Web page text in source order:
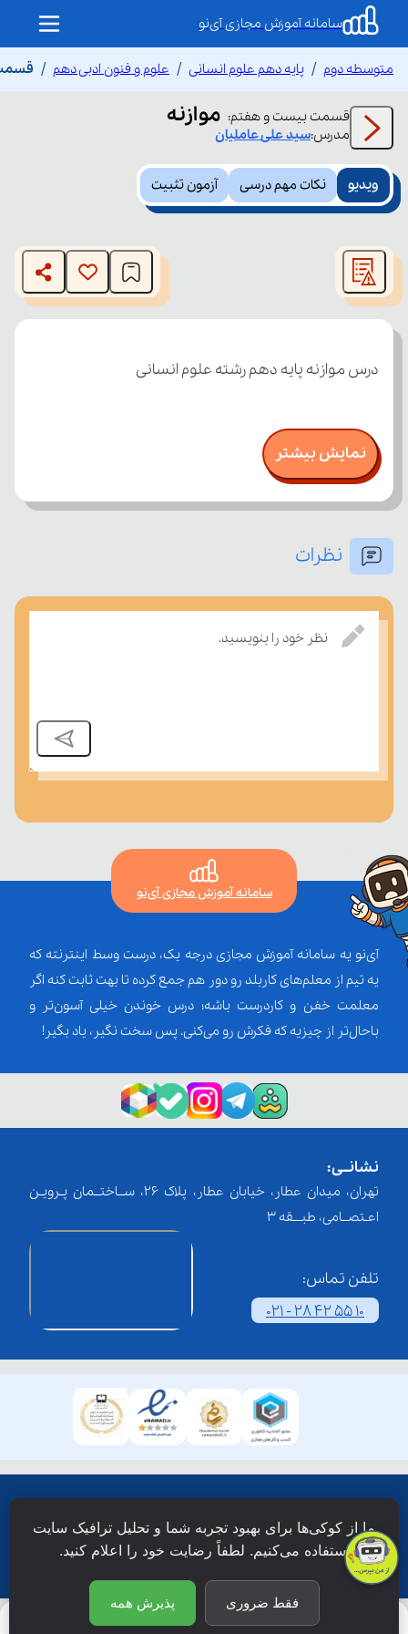
سامانه آموزش مجازی آی‌نو
متوسطه دوم پایه دهم علوم انسانی علوم و فنون ادبی دهم
قسمت بیست و هفتم: موازنه
مدرس:سید علیعاملیان
ویدیو نکات مهم درسی آزمون تثبیت
modal
window.
The media could not be loaded, either because the server
or network failed or because the format is not supported.
درس موازنه پایه دهم رشته علوم انسانی
نمایش بیشتر
نظرات
نظر خود را بنویسید.
سامانه آموزش مجازی آی‌نو
آی‌نو یه سامانه آموزش مجازی درجه یک، درست وسط اینترنته که
یه تیم از معلم‌‌های کاربلد رو دور هم جمع کرده تا بهت ثابت کنه اگر
معلمت خفن و کاردرست باشه؛ درس خوندن خیلی آسون‌تر و
باحال‌تر از چیزیه که فکرش رو می‌کنی. پس سخت نگیر، یاد بگیر!
نشانــی:
تهران، میدان عطار، خیابان عطار، پلاک 26، ســاختــمان پـرویـن
اعـتصــامی، طبـــقه 3
تلفن تماس:
021 - 28 42 55 10
دانش نویان محفوظ است.
ما از کوکی‌ها برای بهبود تجربه شما و تحلیل ترافیک سایت
استفاده می‌کنیم. لطفاً رضایت خود را اعلام کنید.
فقط ضروری پذیرش همه